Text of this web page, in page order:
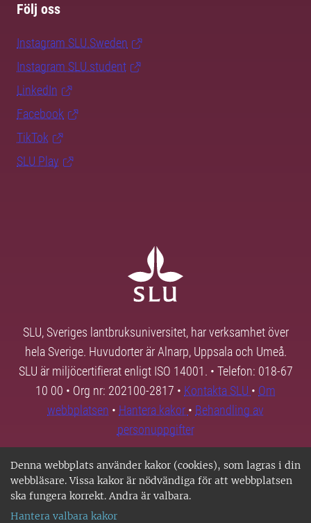
Denna webbplats använder kakor (cookies), som lagras i din
webbläsare. Vissa kakor är nödvändiga för att webbplatsen
ska fungera korrekt. Andra är valbara.
Hantera valbara kakor
Följ oss
Instagram SLU.Sweden
Instagram SLU.student
LinkedIn
Facebook
TikTok
SLU Play
SLU, Sveriges lantbruksuniversitet, har verksamhet över
hela Sverige. Huvudorter är Alnarp, Uppsala och Umeå.
SLU är miljöcertifierat enligt ISO 14001. • Telefon: 018-67
10 00 • Org nr: 202100-2817 • Kontakta SLU • Om
webbplatsen • Hantera kakor • Behandling av
personuppgifter